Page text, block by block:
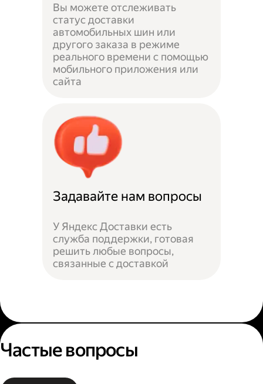
Вы можете отслеживать
статус доставки
автомобильных шин или
другого заказа в режиме
реального времени с помощью
мобильного приложения или
сайта
Задавайте нам вопросы
У Яндекс Доставки есть
служба поддержки, готовая
решить любые вопросы,
связанные с доставкой
Частые вопросы